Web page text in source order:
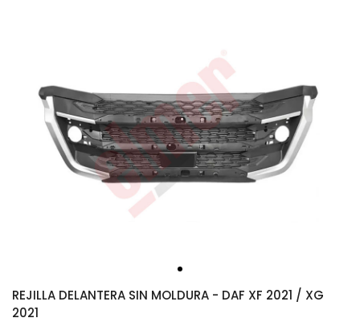
REJILLA DELANTERA SIN MOLDURA - DAF XF 2021 / XG
2021